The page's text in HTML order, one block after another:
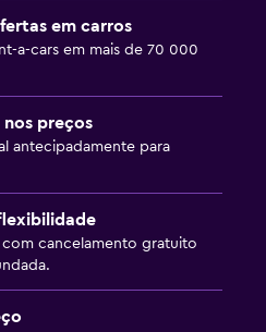
em carros
a-cars em mais de 70 000
nos preços
antecipadamente para
com cancelamento gratuito